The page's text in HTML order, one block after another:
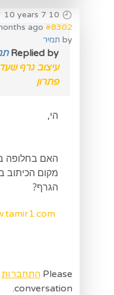
10 years 7 months ago
10 years 7
ago #8302
by תמיר
Replied by
עיצוב גרף
פתרון
הי,
האם בחלופה
מקום הכיתוב
הגרף?
Please התחברות
conversation.